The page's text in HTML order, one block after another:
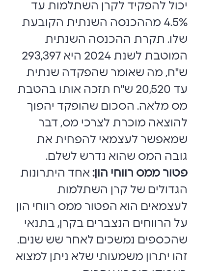
יכול להפקיד לקרן השתלמות עד
4.5% מההכנסה השנתית הקובעת
שלו. תקרת ההכנסה השנתית
המוטבת לשנת 2024 היא 293,397
ש"ח, מה שאומר שהפקדה שנתית
עד 20,520 ש"ח תזכה אותו בהטבת
מס מלאה. הסכום שהופקד יהפוך
להוצאה מוכרת לצרכי מס, דבר
שמאפשר לעצמאי להפחית את
גובה המס שהוא נדרש לשלם.
פטור ממס רווחי הון: אחד היתרונות
הגדולים של קרן השתלמות
לעצמאים הוא הפטור ממס רווחי הון
על הרווחים הנצברים בקרן, בתנאי
שהכספים נמשכים לאחר שש שנים.
זהו יתרון משמעותי שלא ניתן למצוא